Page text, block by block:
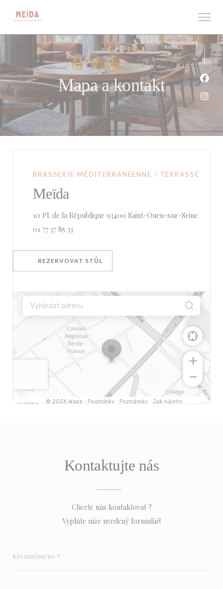
Mapa a kontakt
BRASSERIE MÉDITERRANÉENNE / TERRASSE
Meïda
10 Pl. de la République 93400 Saint-Ouen-sur-Seine
01 77 37 85 33
REZERVOVAT STŮL
Kontaktujte nás
Chcete nás kontaktovat ?
Vyplňte níže uvedený formulář!